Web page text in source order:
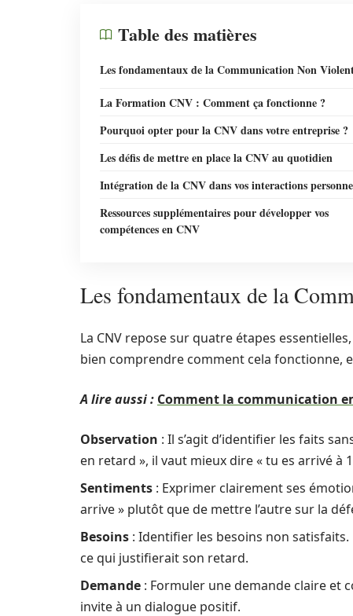
Table des matières
Les fondamentaux de la Communication Non
La Formation CNV : Comment ça fonctionne ?
Pourquoi opter pour la CNV dans votre entreprise ?
Les défis de mettre en place la CNV au quotidien
Intégration de la CNV dans vos interactions
Ressources supplémentaires pour développer vos
compétences en CNV
Les fondamentaux de la
La CNV repose sur quatre étapes
bien comprendre comment cela fonctionne,
A lire aussi : Comment la communication
Observation : Il s’agit d’identifier les faits
en retard », il vaut mieux dire « tu es arrivé à
Sentiments : Exprimer clairement ses
arrive » plutôt que de mettre l’autre sur la
Besoins : Identifier les besoins non
ce qui justifierait son retard.
Demande : Formuler une demande claire et
invite à un dialogue positif.